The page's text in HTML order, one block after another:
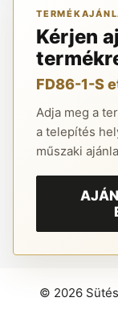
Kérjen
FD86-1-S
Adja meg a
a telepítés
műszaki
© 2026